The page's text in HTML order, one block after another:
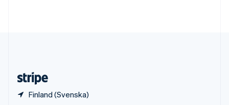
Finland (Svenska)